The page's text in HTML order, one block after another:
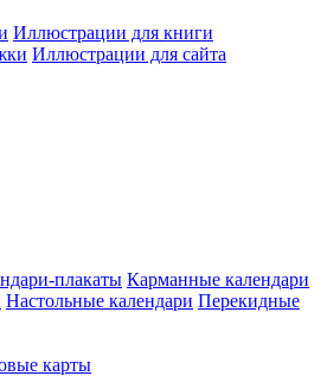
Иллюстрации для книги
Иллюстрации для сайта
плакаты Карманные календари
Настольные календари Перекидные
карты